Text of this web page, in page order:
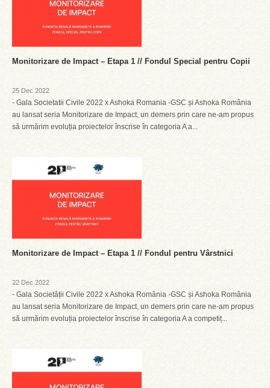
Monitorizare de Impact – Etapa 1 // Fondul Special pentru Copii
25 Dec 2022
- Gala Societatii Civile 2022 x Ashoka Romania -GSC și Ashoka România
au lansat seria Monitorizare de Impact, un demers prin care ne-am propus
să urmărim evoluția proiectelor înscrise în categoria A a...
Monitorizare de Impact – Etapa 1 // Fondul pentru Vârstnici
22 Dec 2022
- Gala Societății Civile 2022 x Ashoka România -GSC și Ashoka România
au lansat seria Monitorizare de Impact, un demers prin care ne-am propus
să urmărim evoluția proiectelor înscrise în categoria A a competiț...